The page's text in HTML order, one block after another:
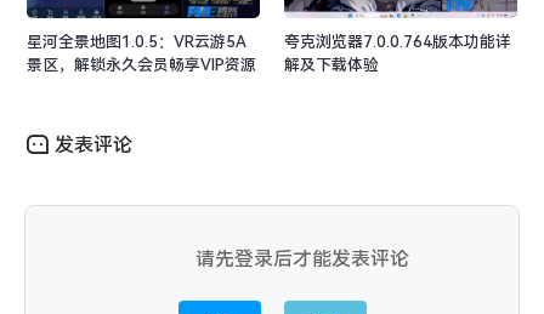
星河全景地图1.0.5：VR云游5A
景区，解锁永久会员畅享VIP资源
夸克浏览器7.0.0.764版本功能详
解及下载体验
发表评论
请先登录后才能发表评论